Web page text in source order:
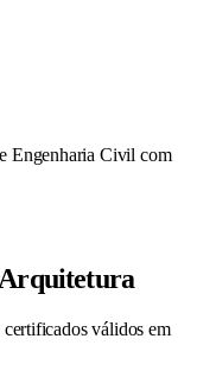
Engenharia Civil com
certificados válidos em